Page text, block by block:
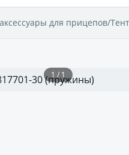
для прицепов/
1 / 1